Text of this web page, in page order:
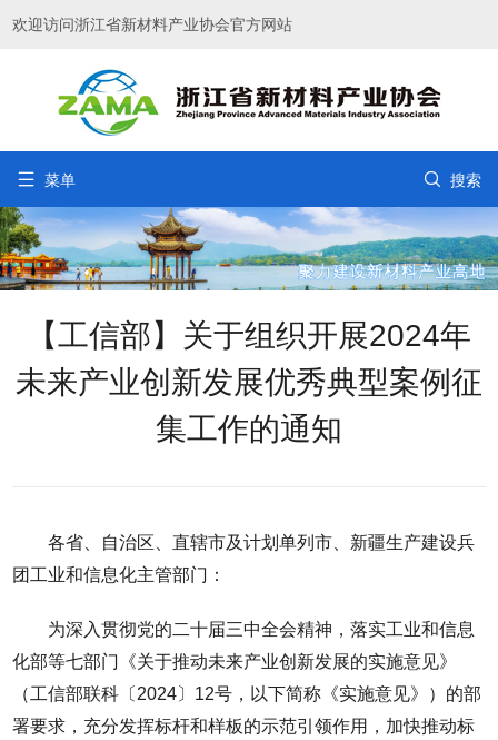
欢迎访问浙江省新材料产业协会官方网站
 菜单  搜索
【工信部】关于组织开展2024年
未来产业创新发展优秀典型案例征
集工作的通知
各省、自治区、直辖市及计划单列市、新疆生产建设兵
团工业和信息化主管部门：
为深入贯彻党的二十届三中全会精神，落实工业和信息
化部等七部门《关于推动未来产业创新发展的实施意见》
（工信部联科〔2024〕12号，以下简称《实施意见》）的部
署要求，充分发挥标杆和样板的示范引领作用，加快推动标